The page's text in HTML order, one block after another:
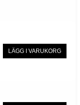
LÄGG I VARUKORG